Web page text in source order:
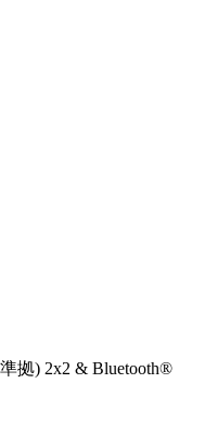
拠) 2x2 & Bluetooth®